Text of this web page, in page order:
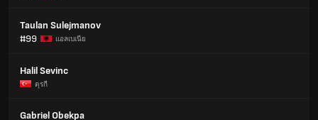
Taulan Sulejmanov
#99
แอลเบเนีย
Halil Sevinc
ตุรกี
Gabriel Obekpa